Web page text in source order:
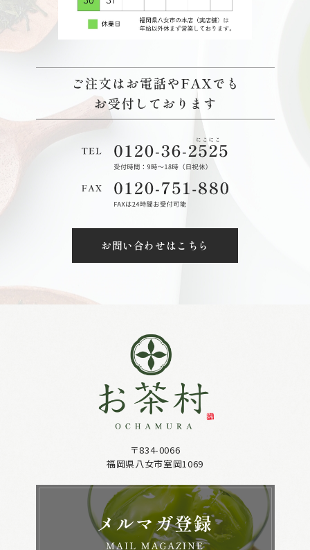
お問い合わせはこちら
〒834-0066
福岡県八女市室岡1069